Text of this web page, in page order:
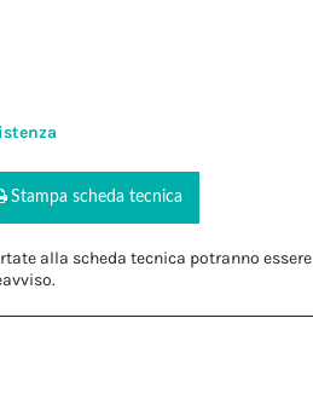
Stampa scheda tecnica
alla scheda tecnica potranno essere